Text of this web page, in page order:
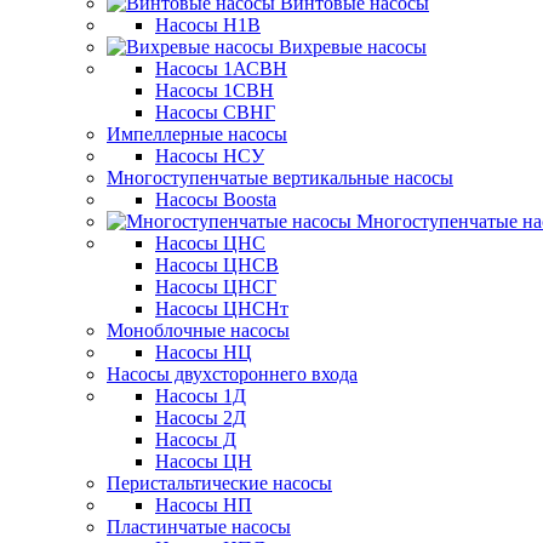
Насосы Н1В
Вихревые насосы
Насосы 1АСВН
Насосы 1СВН
Насосы СВНГ
Импеллерные насосы
Насосы НСУ
Многоступенчатые вертикальные насосы
Насосы Boosta
Многоступенчатые
Насосы ЦНС
Насосы ЦНСВ
Насосы ЦНСГ
Насосы ЦНСНт
Моноблочные насосы
Насосы НЦ
Насосы двухстороннего входа
Насосы 1Д
Насосы 2Д
Насосы Д
Насосы ЦН
Перистальтические насосы
Насосы НП
Пластинчатые насосы